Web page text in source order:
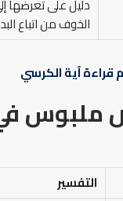
دليل على تعرضها
الخوف من اتباع
قراءة آية الكرسي
التفسير